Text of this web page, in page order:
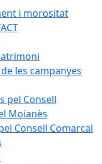
i morositat
les campanyes
pel Consell
Moianès
Consell Comarcal